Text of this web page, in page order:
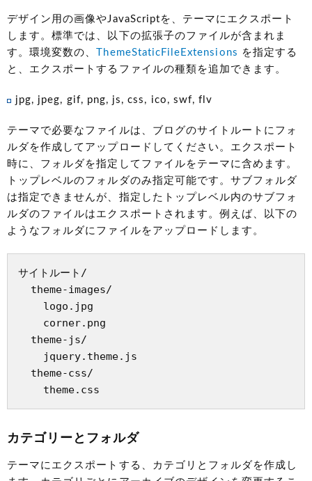
デザイン用の画像やJavaScriptを、テーマにエクスポート
します。標準では、以下の拡張子のファイルが含まれま
す。環境変数の、
ThemeStaticFileExtensions を指定する
と、エクスポートするファイルの種類を追加できます。
jpg, jpeg, gif, png, js, css, ico, swf, flv
テーマで必要なファイルは、ブログのサイトルートにフォ
ルダを作成してアップロードしてください。エクスポート
時に、フォルダを指定してファイルをテーマに含めます。
トップレベルのフォルダのみ指定可能です。サブフォルダ
は指定できませんが、指定したトップレベル内のサブフォ
ルダのファイルはエクスポートされます。例えば、以下の
ようなフォルダにファイルをアップロードします。
サイトルート/
  theme-images/
    logo.jpg
    corner.png
  theme-js/
    jquery.theme.js
  theme-css/
カテゴリーとフォルダ
テーマにエクスポートする、カテゴリとフォルダを作成し